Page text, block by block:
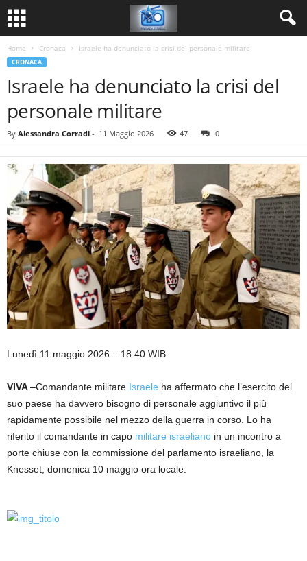
Home Cronaca Israele ha denunciato la crisi del personale militare
CRONACA
Israele ha denunciato la crisi del
personale militare
By Alessandra Corradi - 11 Maggio 2026 47 0
Lunedì 11 maggio 2026 – 18:40 WIB
VIVA–Comandante militare Israele ha affermato che l’esercito del
suo paese ha davvero bisogno di personale aggiuntivo il più
rapidamente possibile nel mezzo della guerra in corso. Lo ha
riferito il comandante in capo militare israeliano in un incontro a
porte chiuse con la commissione del parlamento israeliano, la
Knesset, domenica 10 maggio ora locale.